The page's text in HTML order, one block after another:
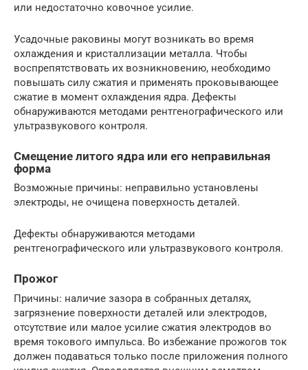
или недостаточно ковочное усилие.
Усадочные раковины могут возникать во время
охлаждения и кристаллизации металла. Чтобы
воспрепятствовать их возникновению, необходимо
повышать силу сжатия и применять проковывающее
сжатие в момент охлаждения ядра. Дефекты
обнаруживаются методами рентгенографического или
ультразвукового контроля.
Смещение литого ядра или его неправильная
форма
Возможные причины: неправильно установлены
электроды, не очищена поверхность деталей.
Дефекты обнаруживаются методами
рентгенографического или ультразвукового контроля.
Прожог
Причины: наличие зазора в собранных деталях,
загрязнение поверхности деталей или электродов,
отсутствие или малое усилие сжатия электродов во
время токового импульса. Во избежание прожогов ток
должен подаваться только после приложения полного